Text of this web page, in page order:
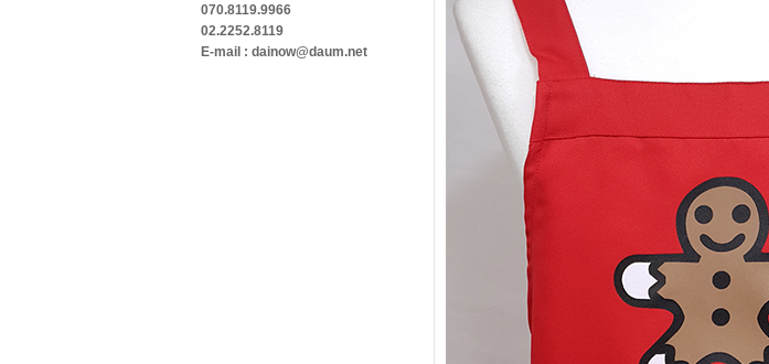
070.8119.9966
02.2252.8119
E-mail : dainow@daum.net